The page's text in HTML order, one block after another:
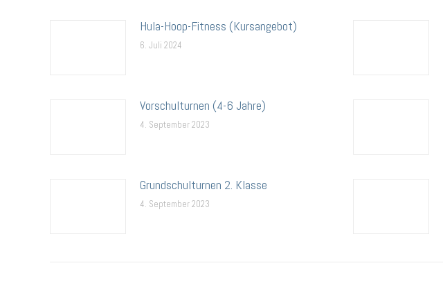
Hula-Hoop-Fitness (Kursangebot)
6. Juli 2024
Vorschulturnen (4-6 Jahre)
4. September 2023
Grundschulturnen 2. Klasse
4. September 2023